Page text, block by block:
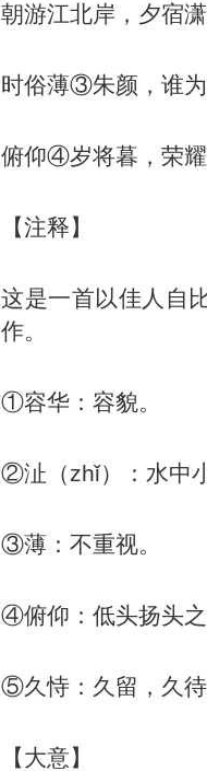
朝游江北岸，夕宿
时俗薄③朱颜，谁为
俯仰④岁将暮，荣
【注释】
这是一首以佳人自
作。
①容华：容貌。
②沚（zhǐ）：水中
③薄：不重视。
④俯仰：低头扬头之
⑤久恃：久留，久待
【大意】